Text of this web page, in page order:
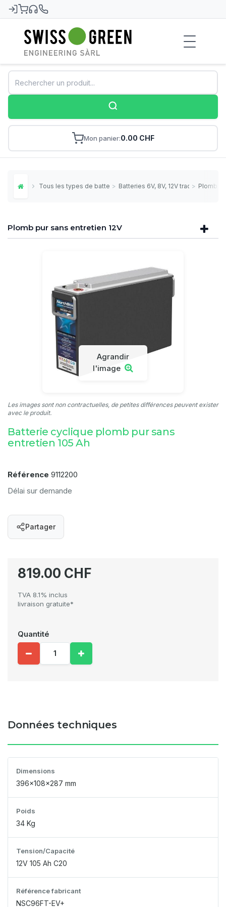
Swiss-Green
Mon panier 0.00 CHF
Home Tous les types de batteries
> Batteries 6V, 8V, 12V traction
> Plomb
Plomb pur sans entretien 12V
Agrandir
l'image
Les images sont non contractuelles, de petites différences peuvent exister
avec le produit.
Batterie cyclique plomb pur sans
entretien 105 Ah
Référence 9112200
Délai sur demande
Partager
819.00 CHF
TVA 8.1% inclus
livraison gratuite*
Quantité
Données techniques
Dimensions
396x108x287 mm
Poids
34 Kg
Tension/Capacité
12V 105 Ah C20
Référence fabricant
NSC96FT-EV+